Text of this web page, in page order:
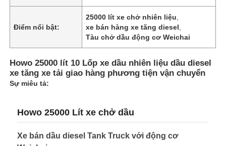
Tin tức
Tất cả các trường hợp
Yêu cầu báo giá
Trailer bán xe tăng
Điểm nổi bật:
25000 lít xe chở nhiên liệu
xe bán hàng xe tăng diesel
Tàu chở dầu động cơ Weichai
Howo 25000 lít 10 Lốp xe dầu nhiên liệu dầu diesel
xe tăng xe tải giao hàng phương tiện vận chuyển
Sự miêu tả:
Howo 25000 Lít xe chở dầu
Xe bán dầu diesel Tank Truck với động cơ